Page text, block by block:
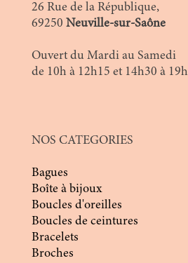
26 Rue de la République,
69250 Neuville-sur-Saône
Ouvert du Mardi au Samedi
de 10h à 12h15 et 14h30 à 19h
NOS CATEGORIES
Bagues
Boîte à bijoux
Boucles d'oreilles
Boucles de ceintures
Bracelets
Broches